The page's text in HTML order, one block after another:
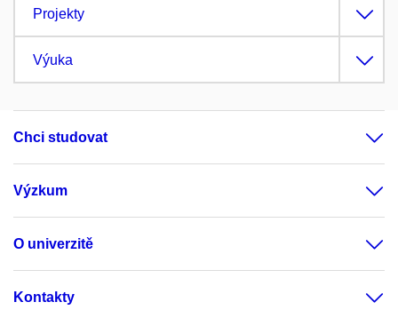
Projekty
Výuka
Chci studovat
Výzkum
O univerzitě
Kontakty